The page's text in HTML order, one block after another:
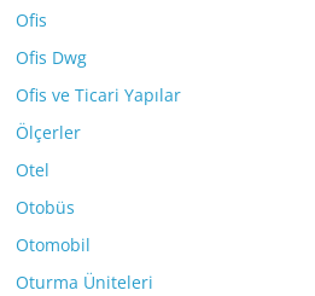
Ofis
Ofis Dwg
Ofis ve Ticari Yapılar
Ölçerler
Otel
Otobüs
Otomobil
Oturma Üniteleri